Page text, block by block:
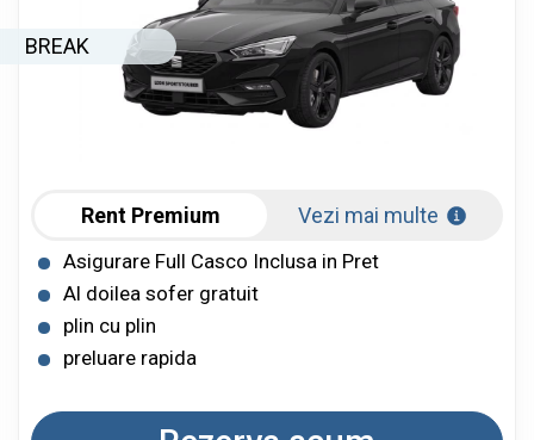
BREAK
Rent Premium Vezi mai multe
Asigurare Full Casco Inclusa in Pret
Al doilea sofer gratuit
plin cu plin
preluare rapida